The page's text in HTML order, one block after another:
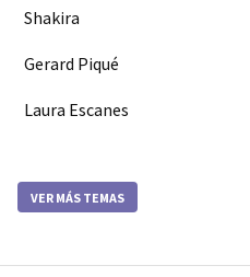
Shakira
Gerard Piqué
Laura Escanes
VER MÁS TEMAS